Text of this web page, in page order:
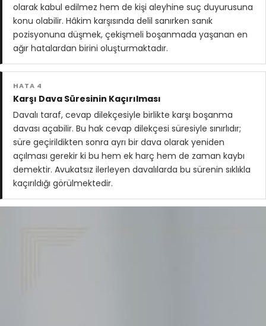
olarak kabul edilmez hem de kişi aleyhine suç duyurusuna
konu olabilir. Hâkim karşısında delil sanırken sanık
pozisyonuna düşmek, çekişmeli boşanmada yaşanan en
ağır hatalardan birini oluşturmaktadır.
HATA 4
Karşı Dava Süresinin Kaçırılması
Davalı taraf, cevap dilekçesiyle birlikte karşı boşanma
davası açabilir. Bu hak cevap dilekçesi süresiyle sınırlıdır;
süre geçirildikten sonra ayrı bir dava olarak yeniden
açılması gerekir ki bu hem ek harç hem de zaman kaybı
demektir. Avukatsız ilerleyen davalılarda bu sürenin sıklıkla
kaçırıldığı görülmektedir.